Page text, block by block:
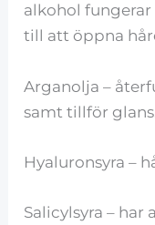
alkohol
till att öppna
Arganolja –
samt tillför
Hyaluronsyra –
Salicylsyra –